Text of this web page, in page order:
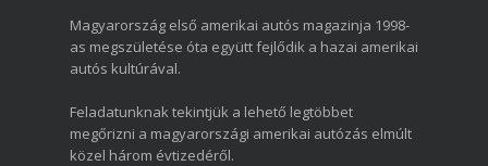
Magyarország első amerikai autós magazinja 1998-
as megszületése óta együtt fejlődik a hazai amerikai
autós kultúrával.
Feladatunknak tekintjük a lehető legtöbbet
megőrizni a magyarországi amerikai autózás elmúlt
közel három évtizedéről.